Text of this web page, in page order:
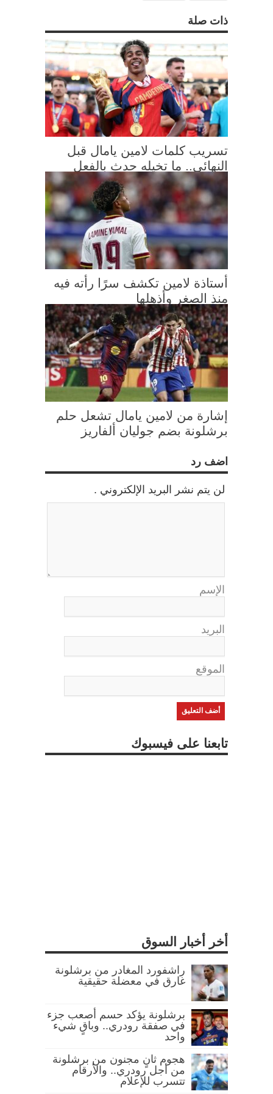
ذات صلة
تسريب كلمات لامين يامال قبل
النهائي.. ما تخيله حدث بالفعل
أستاذة لامين تكشف سرًا رأته فيه
منذ الصغر وأذهلها
إشارة من لامين يامال تشعل حلم
برشلونة بضم جوليان ألفاريز
اضف رد
لن يتم نشر البريد الإلكتروني .
الإسم
البريد
الموقع
تابعنا على فيسبوك
أخر أخبار السوق
راشفورد المغادر من برشلونة
غارق في معضلة حقيقية
برشلونة يؤكد حسم أصعب جزء
في صفقة رودري.. وباقٍ شيء
واحد
هجوم ثانٍ مجنون من برشلونة
من أجل رودري.. والأرقام
تتسرب للإعلام